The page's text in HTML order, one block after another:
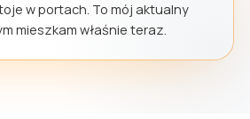
w portach. To mój aktualny
mieszkam właśnie teraz.